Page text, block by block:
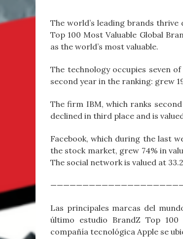
The world’s leading brands
Top 100 Most Valuable Global
as the world’s most valuable.
The technology occupies seven
second year in the ranking: grew
The firm IBM, which ranks
declined in third place and is
Facebook, which during the last
the stock market, grew 74% in
The social network is valued at
Las principales marcas del
último estudio BrandZ Top
compañía tecnológica Apple se